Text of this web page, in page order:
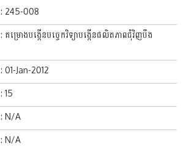
: 245-008
: គម្រោងបង្កើនបច្ចេកវិទ្យាបង្កើនផលិតភាពជុំវិញបឹង
: 01-Jan-2012
: 15
: N/A
: N/A